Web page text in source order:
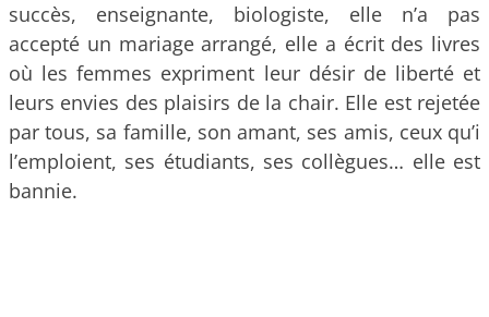
succès, enseignante, biologiste, elle n’a pas
accepté un mariage arrangé, elle a écrit des livres
où les femmes expriment leur désir de liberté et
leurs envies des plaisirs de la chair. Elle est rejetée
par tous, sa famille, son amant, ses amis, ceux qu’i
l’emploient, ses étudiants, ses collègues… elle est
bannie.